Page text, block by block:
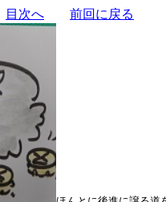
目次へ 前回に戻る